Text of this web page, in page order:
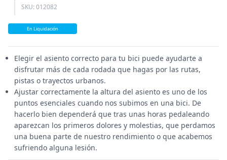
SKU: 012082
En Liquidación
Elegir el asiento correcto para tu bici puede ayudarte a
disfrutar más de cada rodada que hagas por las rutas,
pistas o trayectos urbanos.
Ajustar correctamente la altura del asiento es uno de los
puntos esenciales cuando nos subimos en una bici. De
hacerlo bien dependerá que tras unas horas pedaleando
aparezcan los primeros dolores y molestias, que perdamos
una buena parte de nuestro rendimiento o que acabemos
sufriendo alguna lesión.